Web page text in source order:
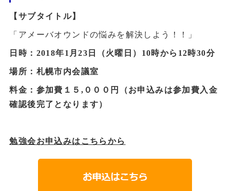
【サブタイトル】
「アメーバオウンドの悩みを解決しよう！！」
日時：2018年1月23日（火曜日）10時から12時30分
場所：札幌市内会議室
料金：参加費１５,０００円（お申込みは参加費入金
確認後完了となります）
勉強会お申込みはこちらから